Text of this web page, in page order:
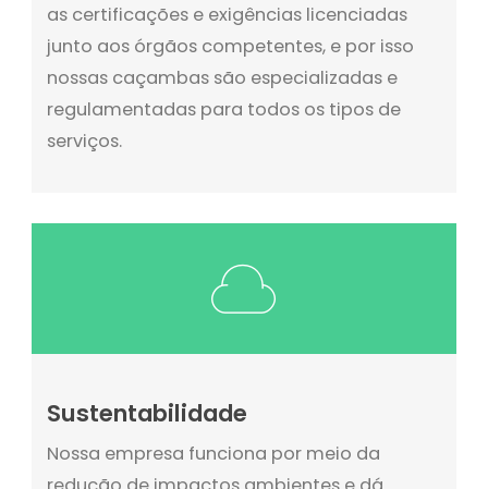
as certificações e exigências licenciadas
junto aos órgãos competentes, e por isso
nossas caçambas são especializadas e
regulamentadas para todos os tipos de
serviços.
Sustentabilidade
Nossa empresa funciona por meio da